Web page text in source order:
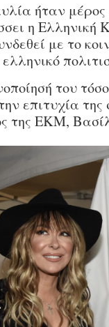
ήταν
η Ελληνική
με το
του
επιτυχία
της ΕΚΜ,